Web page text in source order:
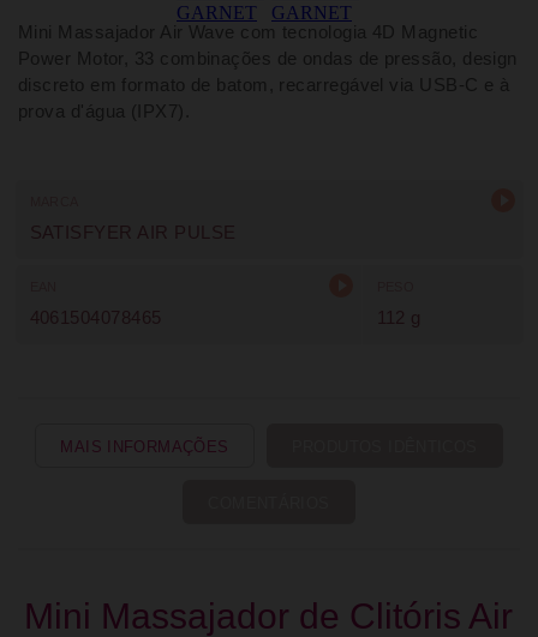
Mini Massajador Air Wave com tecnologia 4D Magnetic
Power Motor, 33 combinações de ondas de pressão, design
discreto em formato de batom, recarregável via USB-C e à
prova d'água (IPX7).
SATISFYER AIR PULSE
4061504078465 112 g
MAIS INFORMAÇÕES
Mini Massajador de Clitóris Air